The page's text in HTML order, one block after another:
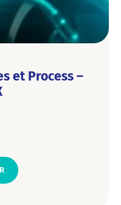
et Process –